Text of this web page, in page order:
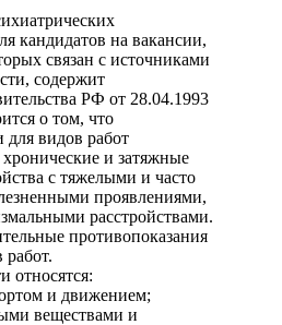
кандидатов на вакансии,
связан с источниками
содержит
РФ от 28.04.1993
о том, что
для видов работ
и затяжные
с тяжелыми и часто
проявлениями,
расстройствами.
противопоказания
работ.
относятся:
и движением;
веществами и